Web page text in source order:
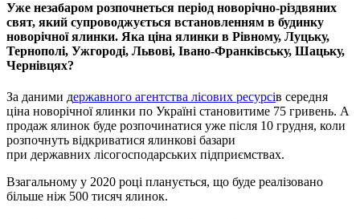
Уже незабаром розпочнеться період новорічно-різдвяних
свят, який супроводжується встановленням в будинку
новорічної ялинки. Яка ціна ялинки в Рівному, Луцьку,
Тернополі, Ужгороді, Львові, Івано-Франківську, Шацьку,
Чернівцях?
За даними державного агентства лісових ресурсів середня
ціна новорічної ялинки по Україні становитиме 75 гривень. А
продаж ялинок буде розпочинатися уже після 10 грудня, коли
розпочнуть відкриватися ялинкові базари
при державних лісогосподарських підприємствах.
Взагальному у 2020 році планується, що буде реалізовано
більше ніж 500 тисяч ялинок.